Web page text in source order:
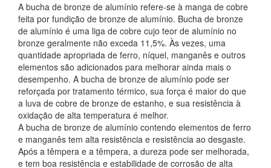
A bucha de bronze de alumínio refere-se à manga de cobre
feita por fundição de bronze de alumínio. Bucha de bronze
de alumínio é uma liga de cobre cujo teor de alumínio no
bronze geralmente não exceda 11,5%. Às vezes, uma
quantidade apropriada de ferro, níquel, manganês e outros
elementos são adicionados para melhorar ainda mais o
desempenho. A bucha de bronze de alumínio pode ser
reforçada por tratamento térmico, sua força é maior do que
a luva de cobre de bronze de estanho, e sua resistência à
oxidação de alta temperatura é melhor.
A bucha de bronze de alumínio contendo elementos de ferro
e manganês tem alta resistência e resistência ao desgaste.
Após a têmpera e a têmpera, a dureza pode ser melhorada,
e tem boa resistência e estabilidade de corrosão de alta